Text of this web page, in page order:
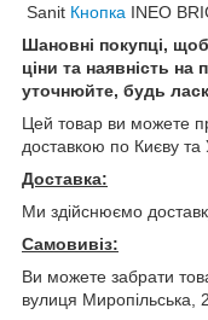
Sanit Кнопка INEO
Шановні покупці,
ціни та наявність на
уточнюйте, будь
Цей товар ви можете
доставкою по Києву та
Доставка:
Ми здійснюємо
Самовивіз:
Ви можете забрати
вулиця Миропільська,